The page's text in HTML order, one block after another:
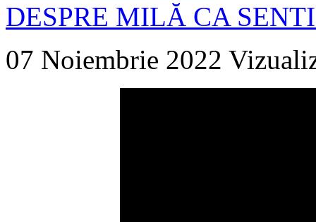
DESPRE MILĂ CA
07 Noiembrie 2022